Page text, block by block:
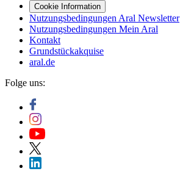
Cookie Information
Nutzungsbedingungen Aral Newsletter
Nutzungsbedingungen Mein Aral
Kontakt
Grundstückakquise
aral.de
Folge uns: